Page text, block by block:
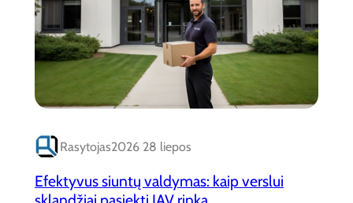
Rasytojas2026 28 liepos
Efektyvus siuntų valdymas: kaip verslui